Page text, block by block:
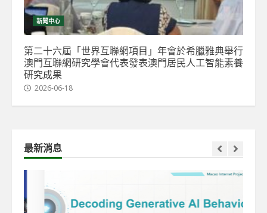
新聞中心
第二十六屆「世界互聯網項目」年會於希臘雅典舉行
澳門互聯網研究學會代表發表澳門居民人工智能素養
研究成果
2026-06-18
最新消息